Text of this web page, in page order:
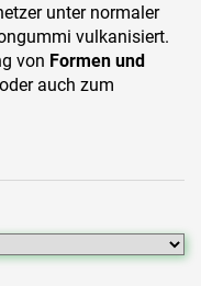
unter normaler
vulkanisiert.
von Formen und
auch zum